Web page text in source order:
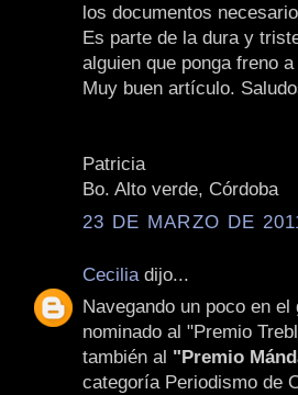
los documentos
Es parte de la dura y
alguien que ponga freno
Muy buen artículo.
Patricia
Bo. Alto verde, Córdoba
23 DE MARZO DE
Cecilia dijo...
Navegando un poco en
nominado al "Premio
también al "Premio
categoría Periodismo de